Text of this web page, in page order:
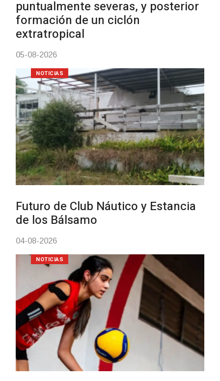
Charrúa
03-08-2026
Turismo accesible para personas
con discapacidad y adultos
mayores
03-08-2026
Actualización sobre la agenda de
vacunación contra el
meningococo
NOTICIAS
personas en situación de
discapacidad
03-08-2026
NOTICIAS